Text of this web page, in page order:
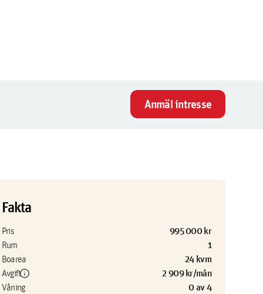
Anmäl intresse
Fakta
Pris 995 000 kr
Rum 1
Boarea 24 kvm
Avgiftinfo 2 909 kr/mån
Våning 0 av 4